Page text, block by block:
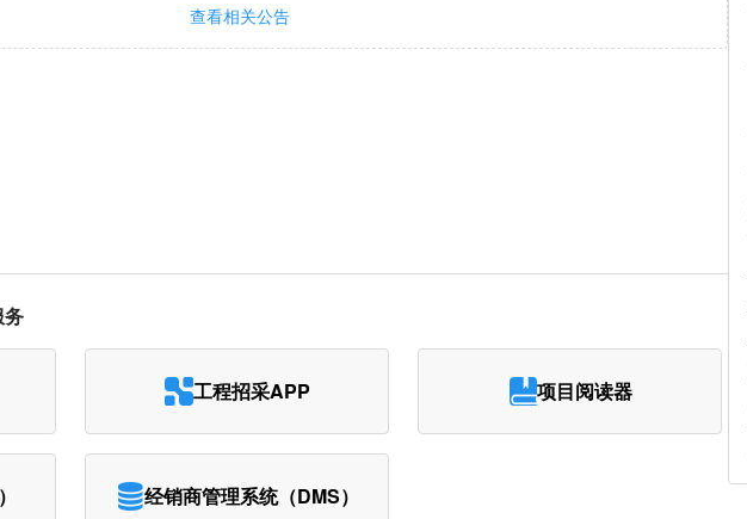
查看相关公告
工程招采APP 项目阅读器
经销商管理系统（DMS）